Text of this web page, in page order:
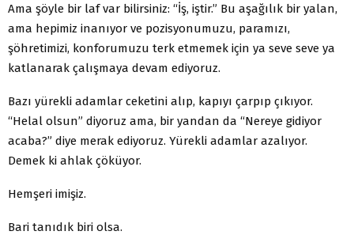
Ama şöyle bir laf var bilirsiniz: “İş, iştir.” Bu aşağılık bir yalan,
ama hepimiz inanıyor ve pozisyonumuzu, paramızı,
şöhretimizi, konforumuzu terk etmemek için ya seve seve ya
katlanarak çalışmaya devam ediyoruz.
Bazı yürekli adamlar ceketini alıp, kapıyı çarpıp çıkıyor.
“Helal olsun” diyoruz ama, bir yandan da “Nereye gidiyor
acaba?” diye merak ediyoruz. Yürekli adamlar azalıyor.
Demek ki ahlak çöküyor.
Hemşeri imişiz.
Bari tanıdık biri olsa.